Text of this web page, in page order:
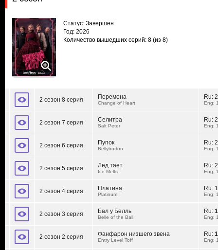
Статус: Завершен
Год: 2026
Количество вышедших серий: 8 (из 8)
2 сезон 8 серия Перемена
Change of Heart
Ru:
Eng:
2 сезон 7 серия Селитра
Salt Peter
Ru:
Eng:
2 сезон 6 серия Пупок
Bellybutton
Ru:
Eng:
2 сезон 5 серия Лед тает
Ice Melts
Ru:
Eng:
2 сезон 4 серия Платина
Platinum
Ru:
Eng:
2 сезон 3 серия Бал у Белль
Belle of the Ball
Ru:
Eng:
2 сезон 2 серия Фанфарон низшего звена
Entry Level Toff
Ru:
Eng: